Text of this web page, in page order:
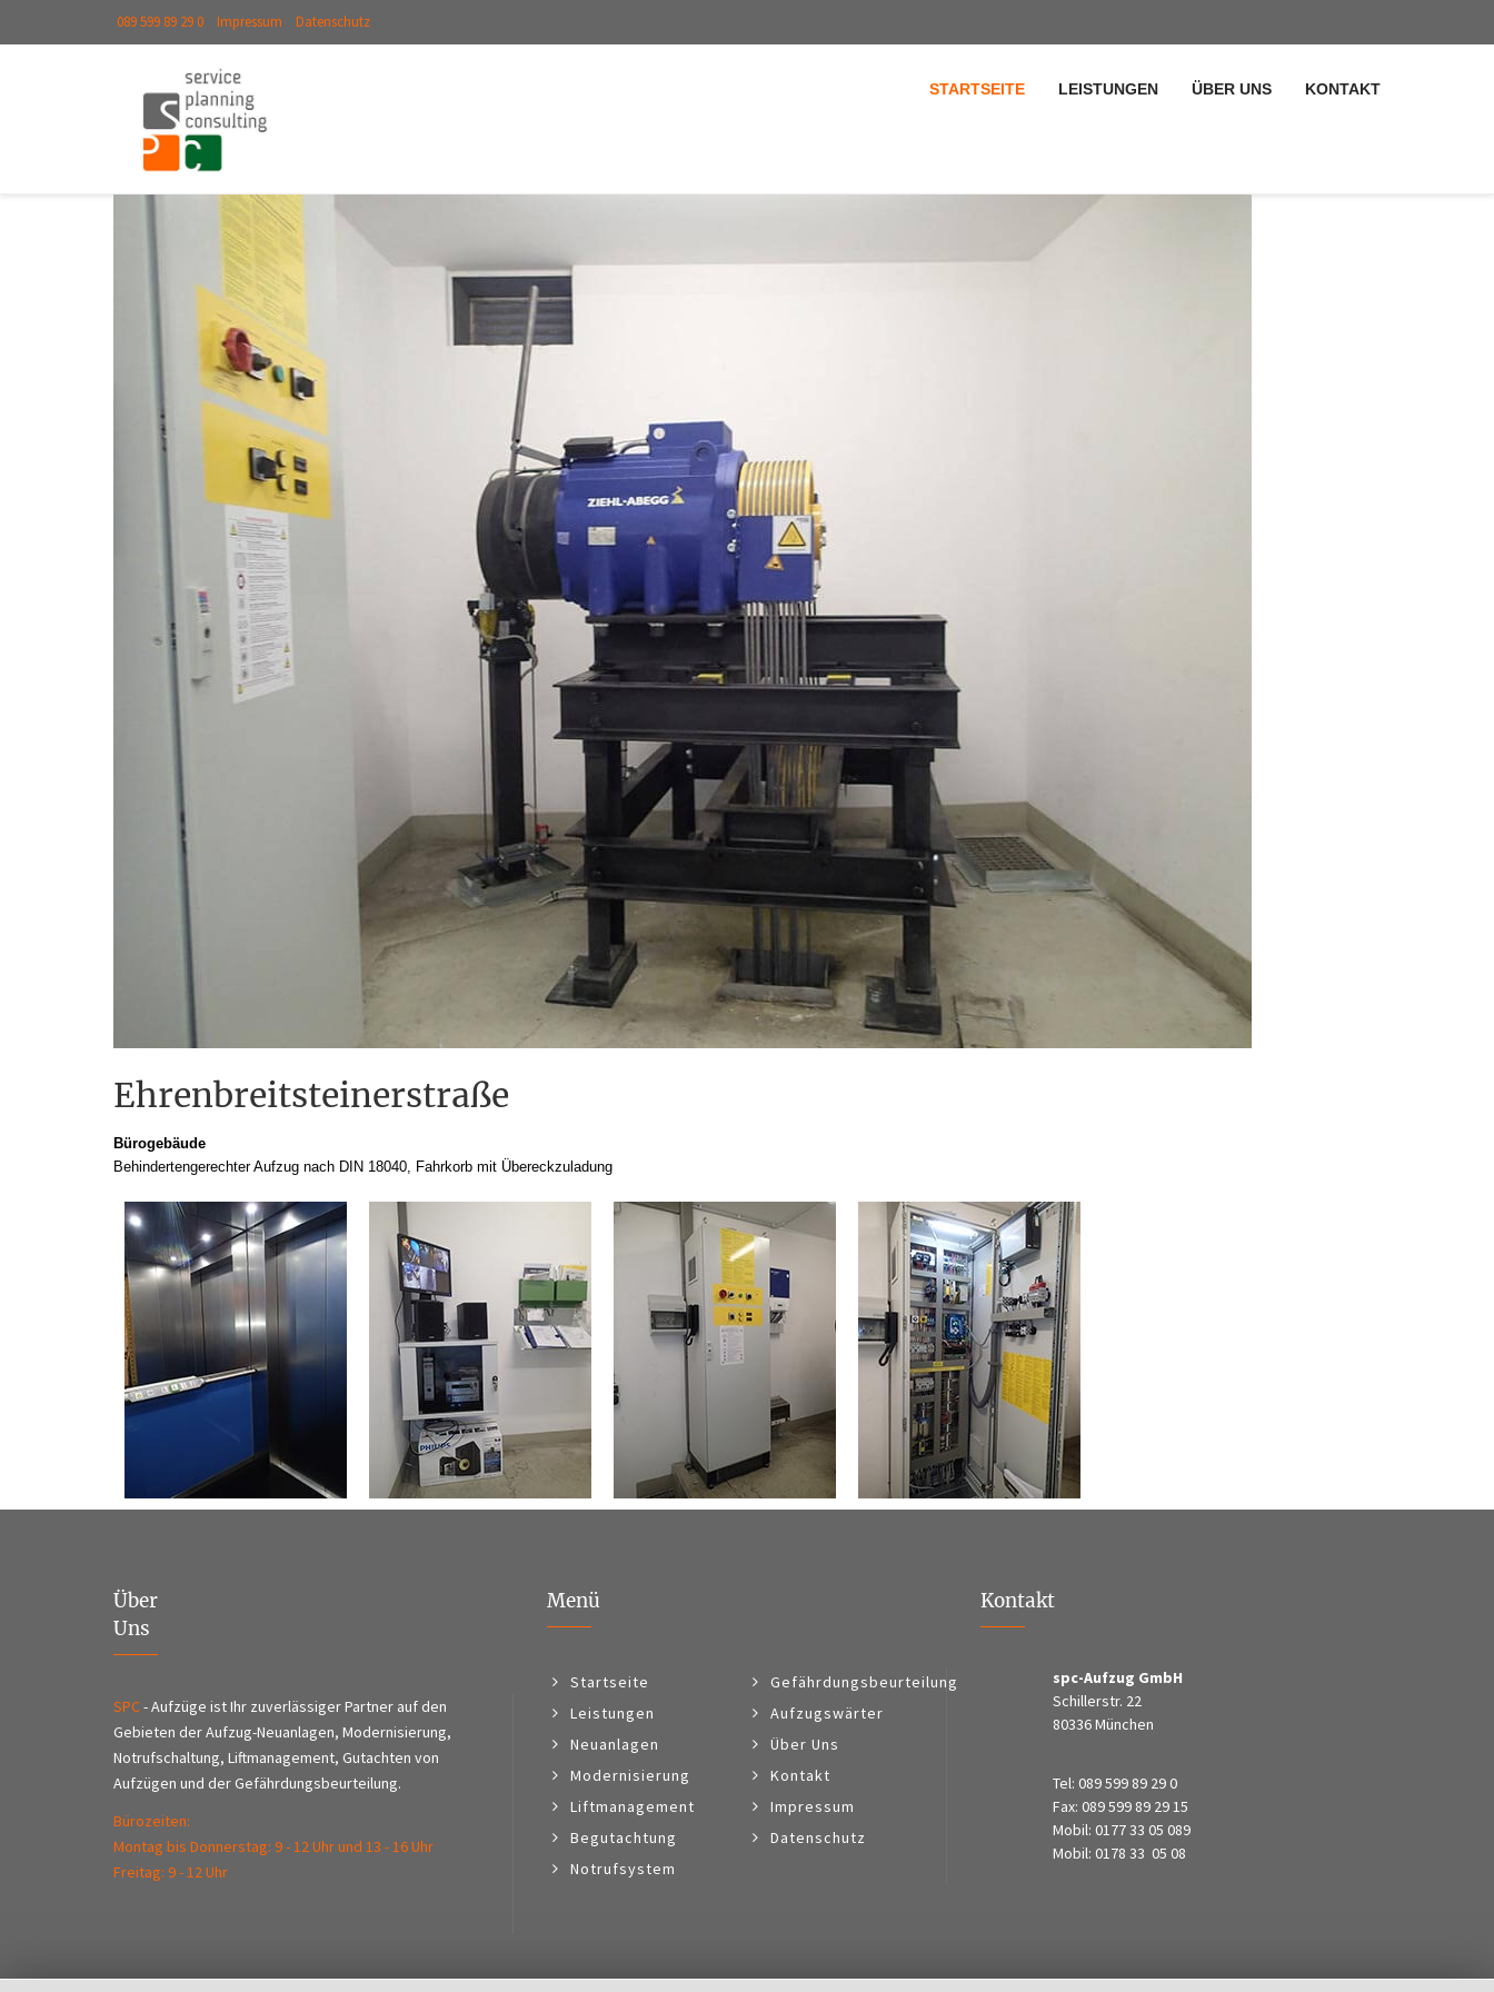
089 599 89 29 0 Impressum Datenschutz
STARTSEITE LEISTUNGEN ÜBER UNS KONTAKT
Ehrenbreitsteinerstraße
Bürogebäude
Behindertengerechter Aufzug nach DIN 18040, Fahrkorb mit Übereckzuladung
Über
Uns
SPC- Aufzüge ist Ihr zuverlässiger Partner auf den
Gebieten der Aufzug-Neuanlagen, Modernisierung,
Notrufschaltung, Liftmanagement, Gutachten von
Aufzügen und der Gefährdungsbeurteilung.
Bürozeiten:
Montag bis Donnerstag: 9 - 12 Uhr und 13 - 16 Uhr
Freitag: 9 - 12 Uhr
Menü
Startseite
Leistungen
Neuanlagen
Modernisierung
Liftmanagement
Begutachtung
Notrufsystem
Gefährdungsbeurteilung
Aufzugswärter
Über Uns
Kontakt
Impressum
Datenschutz
Kontakt
spc-Aufzug GmbH
Schillerstr. 22
80336 München
Tel: 089 599 89 29 0
Fax: 089 599 89 29 15
Mobil: 0177 33 05 089
Mobil: 0178 33 05 08